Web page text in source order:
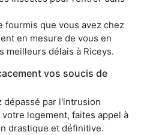
fourmis que vous avez chez
en mesure de vous en
meilleurs délais à Riceys.
vos soucis de
dépassé par l'intrusion
logement, faites appel à
drastique et définitive.